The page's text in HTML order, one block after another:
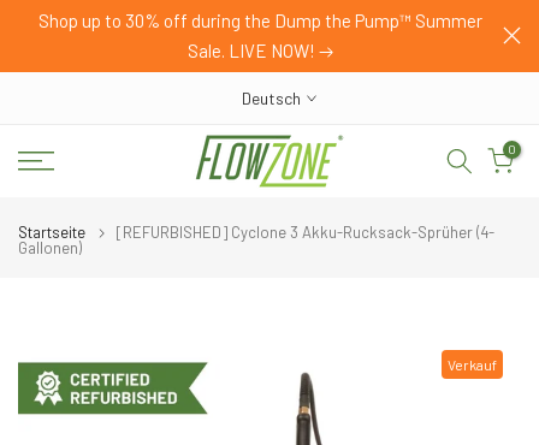
ZumShop up to 30% off during the Dump the Pump™ Summer
Sale. LIVE NOW!
Deutsch
0
Startseite
[REFURBISHED] Cyclone 3 Akku-Rucksack-Sprüher (4-
Gallonen)
Verkauf